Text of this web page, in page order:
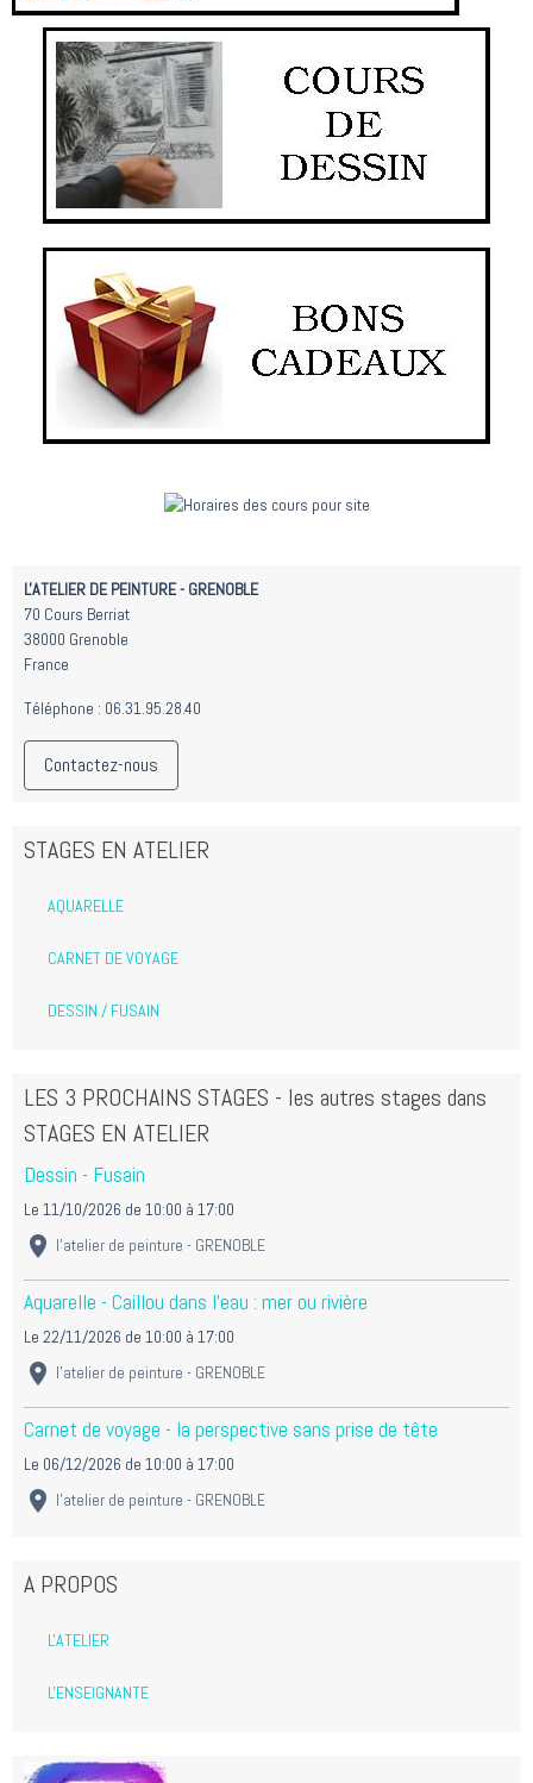
L'ATELIER DE PEINTURE - GRENOBLE
70 Cours Berriat
38000 Grenoble
France
Téléphone : 06.31.95.28.40
Contactez-nous
STAGES EN ATELIER
AQUARELLE
CARNET DE VOYAGE
DESSIN / FUSAIN
LES 3 PROCHAINS STAGES - les autres stages dans
STAGES EN ATELIER
Dessin - Fusain
Le 11/10/2026 de 10:00 à 17:00
l'atelier de peinture - GRENOBLE
Aquarelle - Caillou dans l'eau : mer ou rivière
Le 22/11/2026 de 10:00 à 17:00
l'atelier de peinture - GRENOBLE
Carnet de voyage - la perspective sans prise de tête
Le 06/12/2026 de 10:00 à 17:00
l'atelier de peinture - GRENOBLE
A PROPOS
L'ATELIER
L'ENSEIGNANTE